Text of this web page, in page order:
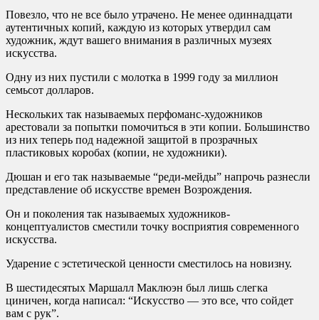
Повезло, что не все было утрачено. Не менее одиннадцати
аутентичных копий, каждую из которых утвердил сам
художник, ждут вашего внимания в различных музеях
искусства.
Одну из них пустили с молотка в 1999 году за миллион
семьсот долларов.
Нескольких так называемых перфоманс-художников
арестовали за попытки помочиться в эти копии. Большинство
из них теперь под надежной защитой в прозрачных
пластиковых коробах (копии, не художники).
Дюшан и его так называемые “реди-мейды” напрочь разнесли
представление об искусстве времен Возрождения.
Он и поколения так называемых художников-
концептуалистов сместили точку восприятия современного
искусства.
Ударение с эстетической ценности сместилось на новизну.
В шестидесятых Маршалл Маклюэн был лишь слегка
циничен, когда написал: “Искусство — это все, что сойдет
вам с рук”.